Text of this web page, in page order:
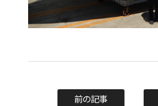
前の記事